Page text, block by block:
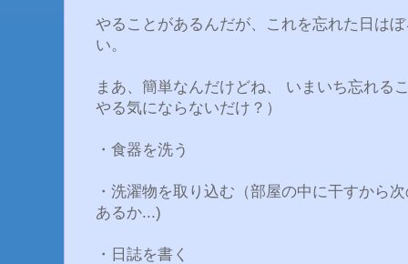
やることがあるんだが、これを忘れた日は
い。
まあ、簡単なんだけどね、 いまいち忘れる
やる気にならないだけ？）
・食器を洗う
・洗濯物を取り込む（部屋の中に干すから
あるか...)
・日誌を書く